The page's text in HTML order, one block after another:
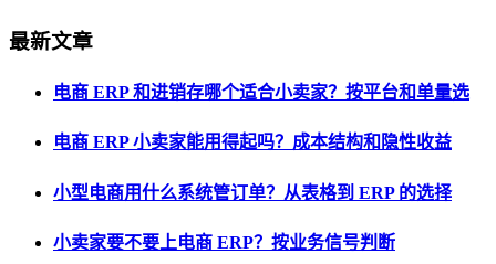
最新文章
电商 ERP 和进销存哪个适合小卖家？按平台和单量选
电商 ERP 小卖家能用得起吗？成本结构和隐性收益
小型电商用什么系统管订单？从表格到 ERP 的选择
小卖家要不要上电商 ERP？按业务信号判断